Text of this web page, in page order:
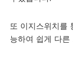
또 이지스위치를
능하여 쉽게 다